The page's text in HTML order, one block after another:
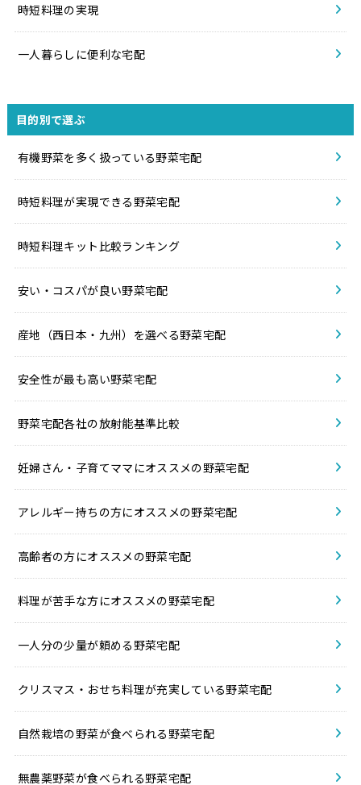
時短料理の実現
一人暮らしに便利な宅配
目的別で選ぶ
有機野菜を多く扱っている野菜宅配
時短料理が実現できる野菜宅配
時短料理キット比較ランキング
安い・コスパが良い野菜宅配
産地（西日本・九州）を選べる野菜宅配
安全性が最も高い野菜宅配
野菜宅配各社の放射能基準比較
妊婦さん・子育てママにオススメの野菜宅配
アレルギー持ちの方にオススメの野菜宅配
高齢者の方にオススメの野菜宅配
料理が苦手な方にオススメの野菜宅配
一人分の少量が頼める野菜宅配
クリスマス・おせち料理が充実している野菜宅配
自然栽培の野菜が食べられる野菜宅配
無農薬野菜が食べられる野菜宅配